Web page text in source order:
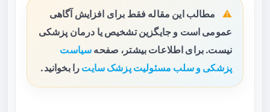
مطالب این مقاله فقط برای افزایش آگاهی
عمومی است و جایگزین تشخیص یا درمان پزشکی
نیست. برای اطلاعات بیشتر، صفحه سیاست
پزشکی و سلب مسئولیت پزشک سایت را بخوانید.